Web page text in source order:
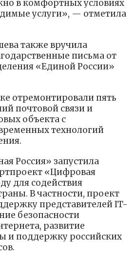
в комфортных условиях
услуги», — отметила
также вручила
письма от
«Единой России»
отремонтировали пять
почтовой связи и
объекта с
технологий
Россия» запустила
«Цифровая
для содействия
В частности, проект
представителей IT-
безопасности
развитие
и поддержку российских